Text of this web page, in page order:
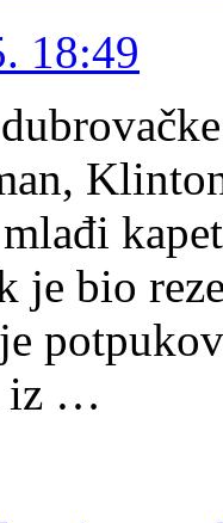
18:49
je bio
iz …